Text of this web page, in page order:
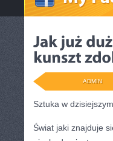
ADMIN
Sztuka w
Świat jaki znajduje